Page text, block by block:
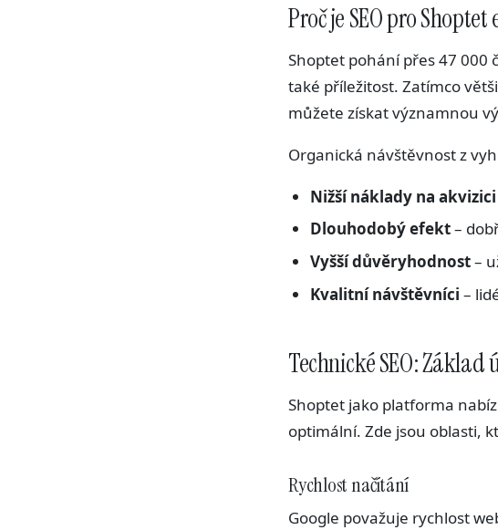
Proč je SEO pro
Shoptet pohání přes 47 000
také příležitost. Zatímco
můžete získat významnou
Organická návštěvnost z
Nižší náklady na akvizici
Dlouhodobý efekt–
Vyšší důvěryhodnost–
Kvalitní návštěvníci –
Technické SEO: Základ
Shoptet jako platforma
optimální. Zde jsou oblasti,
Rychlost načítání
Google považuje rychlost